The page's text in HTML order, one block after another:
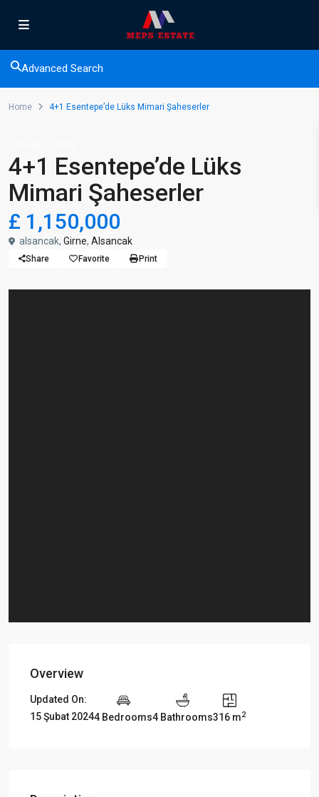
Advanced Search
Home 4+1 Esentepe’de Lüks Mimari Şaheserler
4+1 Esentepe’de Lüks
Mimari Şaheserler
£ 1,150,000
alsancak, Girne, Alsancak
Share Favorite Print
Overview
Updated On:
15 Şubat 20244 Bedrooms4 Bathrooms316 m2